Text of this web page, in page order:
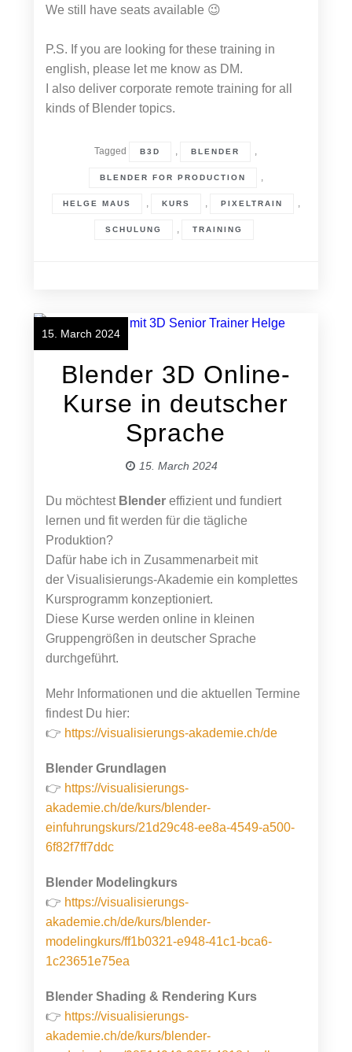
We still have seats available 😉
P.S. If you are looking for these training in
english, please let me know as DM.
I also deliver corporate remote training for all
kinds of Blender topics.
Tagged B3D BLENDER
BLENDER FOR PRODUCTION
HELGE MAUS KURS PIXELTRAIN
SCHULUNG TRAINING
15. March 2024
Blender 3D Online-
Kurse in deutscher
Sprache
15. March 2024
Du möchtest Blendereffizient und fundiert
lernen und fit werden für die tägliche
Produktion?
Dafür habe ich in Zusammenarbeit mit
der Visualisierungs-Akademie ein komplettes
Kursprogramm konzeptioniert.
Diese Kurse werden online in kleinen
Gruppengrößen in deutscher Sprache
durchgeführt.
Mehr Informationen und die aktuellen Termine
findest Du hier:
👉 https://visualisierungs-akademie.ch/de
Blender Grundlagen
👉 https://visualisierungs-
akademie.ch/de/kurs/blender-
einfuhrungskurs/21d29c48-ee8a-4549-a500-
6f82f7ff7ddc
Blender Modelingkurs
👉 https://visualisierungs-
akademie.ch/de/kurs/blender-
modelingkurs/ff1b0321-e948-41c1-bca6-
1c23651e75ea
Blender Shading & Rendering Kurs
👉 https://visualisierungs-
akademie.ch/de/kurs/blender-